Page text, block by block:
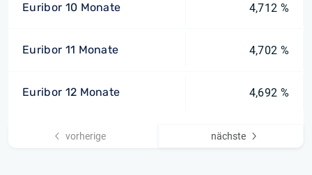
Euribor 10 Monate 4,712 %
Euribor 11 Monate 4,702 %
Euribor 12 Monate 4,692 %
vorherige nächste